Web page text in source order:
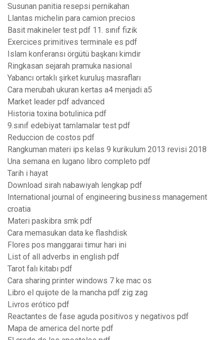
Susunan panitia resepsi pernikahan
Llantas michelin para camion precios
Basit makineler test pdf 11. sınıf fizik
Exercices primitives terminale es pdf
Islam konferansı örgütü başkanı kimdir
Ringkasan sejarah pramuka nasional
Yabancı ortaklı şirket kuruluş masrafları
Cara merubah ukuran kertas a4 menjadi a5
Market leader pdf advanced
Historia toxina botulinica pdf
9.sınıf edebiyat tamlamalar test pdf
Reduccion de costos pdf
Rangkuman materi ips kelas 9 kurikulum 2013 revisi 2018
Una semana en lugano libro completo pdf
Tarih i hayat
Download sirah nabawiyah lengkap pdf
International journal of engineering business management
croatia
Materi paskibra smk pdf
Cara memasukan data ke flashdisk
Flores pos manggarai timur hari ini
List of all adverbs in english pdf
Tarot falı kitabı pdf
Cara sharing printer windows 7 ke mac os
Libro el quijote de la mancha pdf zig zag
Livros erótico pdf
Reactantes de fase aguda positivos y negativos pdf
Mapa de america del norte pdf